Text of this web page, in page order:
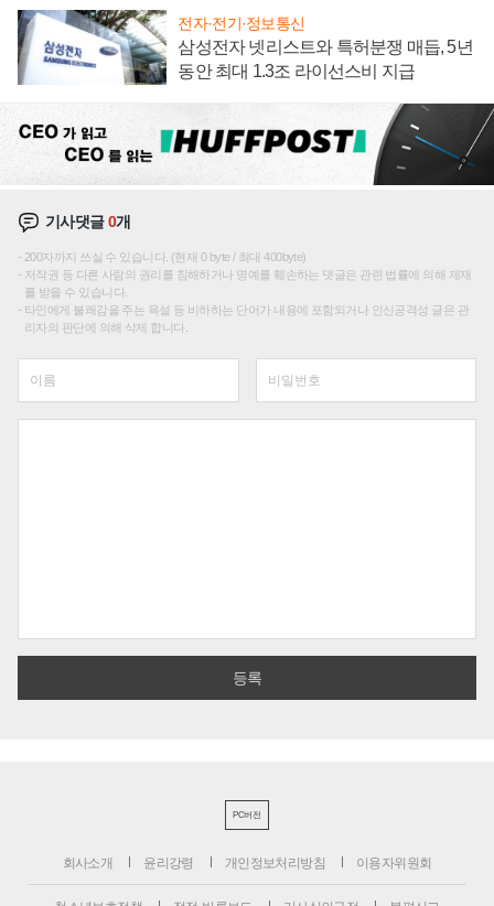
전자·전기·정보통신
삼성전자 넷리스트와 특허분쟁 매듭, 5년
동안 최대 1.3조 라이선스비 지급
기사댓글0개
200자까지 쓰실 수 있습니다. (현재 0 byte / 최대 400byte)
저작권 등 다른 사람의 권리를 침해하거나 명예를 훼손하는 댓글은 관련 법률에 의해 제재
를 받을 수 있습니다.
타인에게 불쾌감을 주는 욕설 등 비하하는 단어가 내용에 포함되거나 인신공격성 글은 관
리자의 판단에 의해 삭제 합니다.
PC버전
회사소개 윤리강령 개인정보처리방침 이용자위원회